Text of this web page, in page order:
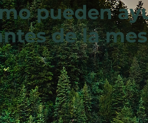
pueden
de la